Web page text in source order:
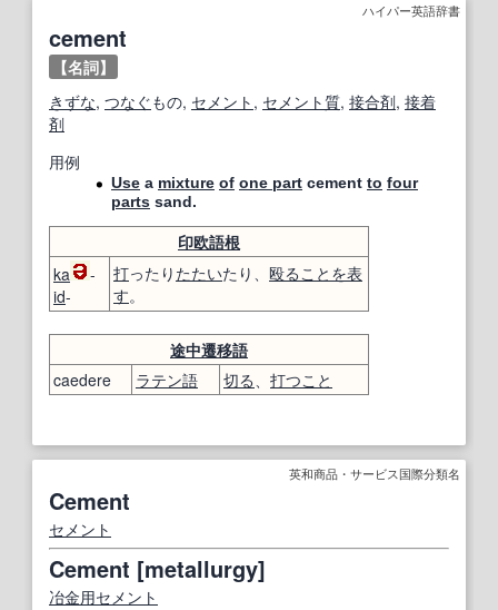
ハイパー英語辞書
cement
【名詞】
きずな, つなぐもの, セメント , セメント質, 接合剤, 接着
剤
用例
Use a mixture of one part cement to four
parts sand.
印欧語根
ka
-
id-
打ったり たたいたり、 殴ること を表
す。
途中遷移語
caedere
ラテン語 切る、 打つこと
英和商品・サービス国際分類名
Cement
セメント
Cement [metallurgy]
冶金用セメント